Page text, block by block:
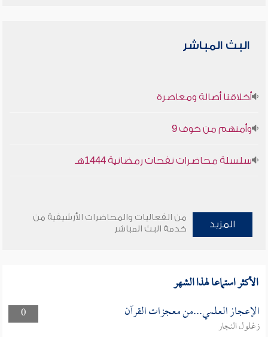
البث المباشر
أخلاقنا أصالة ومعاصرة
وأمنهم من خوف 9
سلسلة محاضرات نفحات رمضانية 1444هـ
المزيد
من الفعاليات والمحاضرات الأرشيفية من
خدمة البث المباشر
الأكثر استماعا لهذا الشهر
0 الإعجاز العلمي...من معجزات القرآن
زغلول النجار